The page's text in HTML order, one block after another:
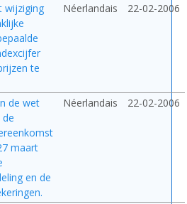
wijziging
te
Néerlandais 22-02-2006
de wet
maart
en de
Néerlandais 22-02-2006